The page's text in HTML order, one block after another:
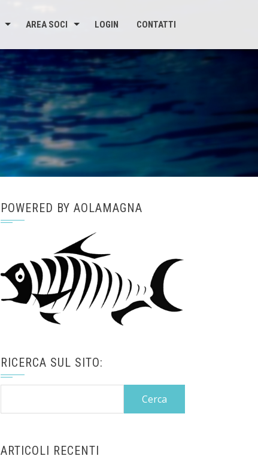
AREA SOCI LOGIN CONTATTI
POWERED BY AOLAMAGNA
RICERCA SUL SITO:
ARTICOLI RECENTI